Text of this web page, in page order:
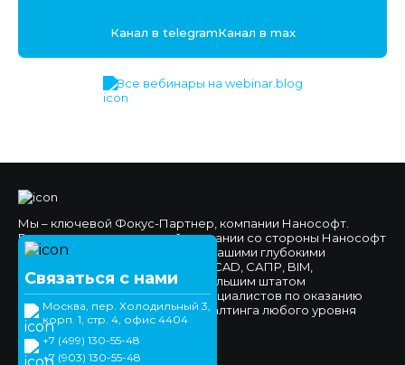
Канал в telegramКанал в max
Все вебинары на webinar.blog
Связаться с нами
Москва, пер. Холодильный 3,
корп. 1, стр. 4, офис 4404
+7 (499) 130-55-48
+7 (903) 130-55-48
Мы – ключевой Фокус-Партнер, компании Нанософт.
Высокое доверие к нашей компании со стороны Нанософт
и наших клиентов обеспечено нашими глубокими
компетенциями в области nanoCAD, САПР, BIM,
импортозамещения, а также большим штатом
высококвалифицированных специалистов по оказанию
технической поддержки и консалтинга любого уровня
сложности.
Официальный сайт